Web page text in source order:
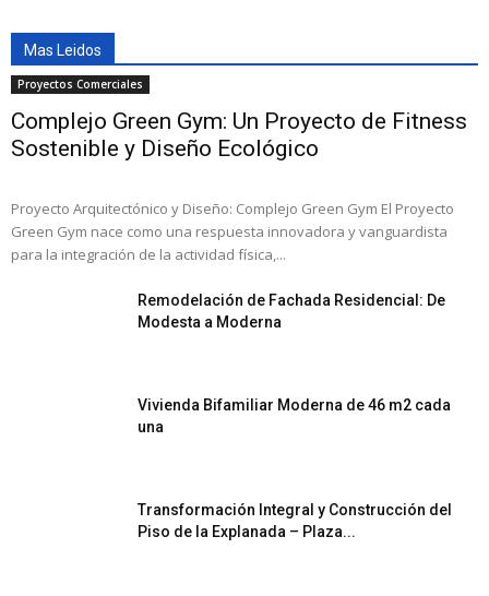
Mas Leidos
Proyectos Comerciales
Complejo Green Gym: Un Proyecto de Fitness
Sostenible y Diseño Ecológico
Proyecto Arquitectónico y Diseño: Complejo Green Gym El Proyecto
Green Gym nace como una respuesta innovadora y vanguardista
para la integración de la actividad física,...
Remodelación de Fachada Residencial: De
Modesta a Moderna
Vivienda Bifamiliar Moderna de 46 m2 cada
una
Transformación Integral y Construcción del
Piso de la Explanada – Plaza...